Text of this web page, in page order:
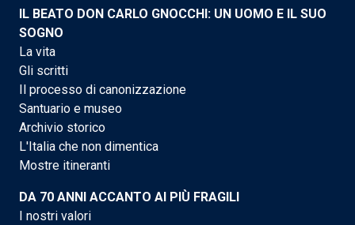
IL BEATO DON CARLO GNOCCHI: UN UOMO E IL SUO
SOGNO
La vita
Gli scritti
Il processo di canonizzazione
Santuario e museo
Archivio storico
L'Italia che non dimentica
Mostre itineranti
DA 70 ANNI ACCANTO AI PIÙ FRAGILI
I nostri valori